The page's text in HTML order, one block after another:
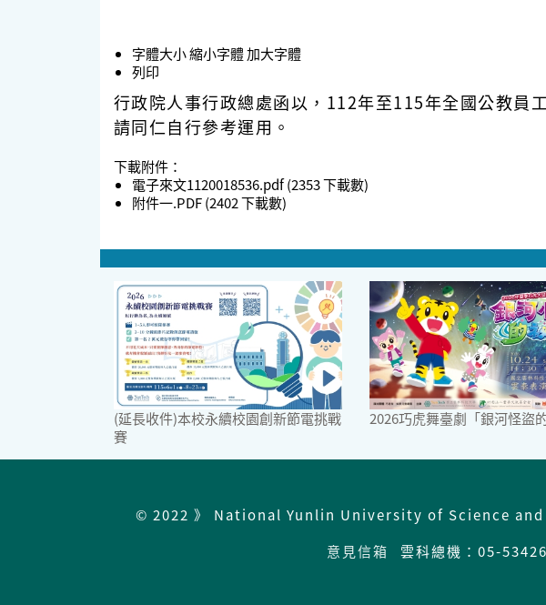
字體大小縮小字體加大字體
列印
行政院人事行政總處函以，112年至115年全國公教員
請同仁自行參考運用。
下載附件：
電子來文1120018536.pdf (2353 下載數)
附件一.PDF (2402 下載數)
(延長收件)本校永續校園創新節電挑戰
賽
2026巧虎舞臺劇「銀河怪盜
© 2022 》 National Yunlin University of Science
意見信箱
雲科總機：05-